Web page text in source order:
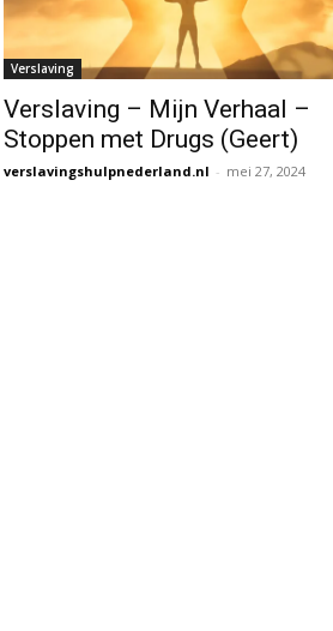
Verslaving
Verslaving – Mijn Verhaal –
Stoppen met Drugs (Geert)
verslavingshulpnederland.nl - mei 27, 2024